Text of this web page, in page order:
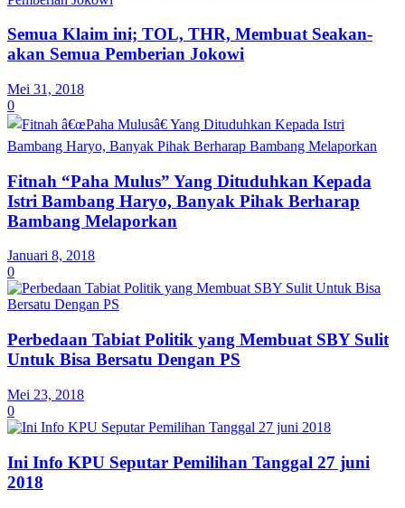
Semua Klaim ini; TOL, THR, Membuat Seakan-
akan Semua Pemberian Jokowi
Mei 31, 2018
0
Fitnah “Paha Mulus” Yang Dituduhkan Kepada
Istri Bambang Haryo, Banyak Pihak Berharap
Bambang Melaporkan
Januari 8, 2018
0
Perbedaan Tabiat Politik yang Membuat SBY Sulit
Untuk Bisa Bersatu Dengan PS
Mei 23, 2018
0
Ini Info KPU Seputar Pemilihan Tanggal 27 juni
2018